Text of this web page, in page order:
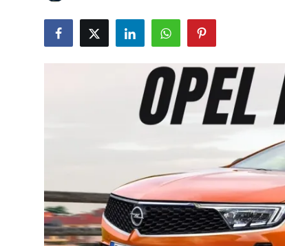
Sorgulamalar
İkinci El & Alım-Satım
Lastik & Jant
Yağlar & Sıvılar